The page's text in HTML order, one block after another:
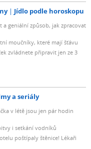
Jídlo podle horoskopu
a geniální způsob, jak zpracovat
moučníky, které mají šťávu
zvládnete připravit jen ze 3
a seriály
v létě jsou jen pár hodin
i setkání vodníků
poštípaly štěnice! Lékaři